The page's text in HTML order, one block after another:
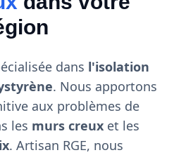
dans l'isolation
. Nous apportons
aux problèmes de
les murs creux et les
. Artisan RGE, nous